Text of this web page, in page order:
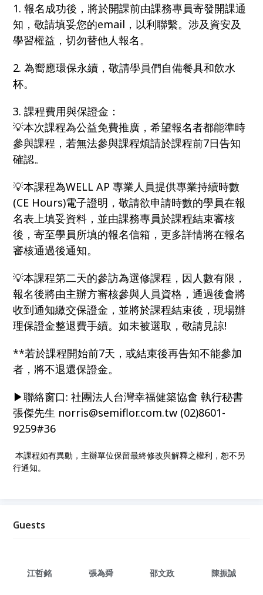
1. 報名成功後，將於開課前由課務專員寄發開課通
知，敬請填妥您的email，以利聯繫。涉及資安及
學習權益，切勿替他人報名。
2. 為嚮應環保永續，敬請學員們自備餐具和飲水
杯。
3. 課程費用與保證金：
💡本次課程為公益免費推廣，希望報名者都能準時
參與課程，若無法參與課程煩請於課程前7日告知
確認。
💡本課程為WELL AP 專業人員提供專業持續時數
(CE Hours)電子證明，敬請欲申請時數的學員在報
名表上填妥資料，並由課務專員於課程結束審核
後，寄至學員所填的報名信箱，更多詳情將在報名
審核通過後通知。
💡本課程第二天的參訪為選修課程，因人數有限，
報名後將由主辦方審核參與人員資格，通過後會將
收到通知繳交保證金，並將於課程結束後，現場辦
理保證金整退費手續。如未被選取，敬請見諒!
**若於課程開始前7天，或結束後再告知不能參加
者，將不退還保證金。
▶聯絡窗口: 社團法人台灣幸福健築協會 執行秘書
張傑先生 norris@semiflor.com.tw (02)8601-
9259#36
本課程如有異動，主辦單位保留最終修改與解釋之權利，恕不另
行通知。
Guests
江哲銘 張為舜 邵文政 陳振誠